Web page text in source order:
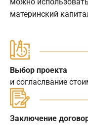
материнский
Выбор проекта
и согласлвание
Заключение